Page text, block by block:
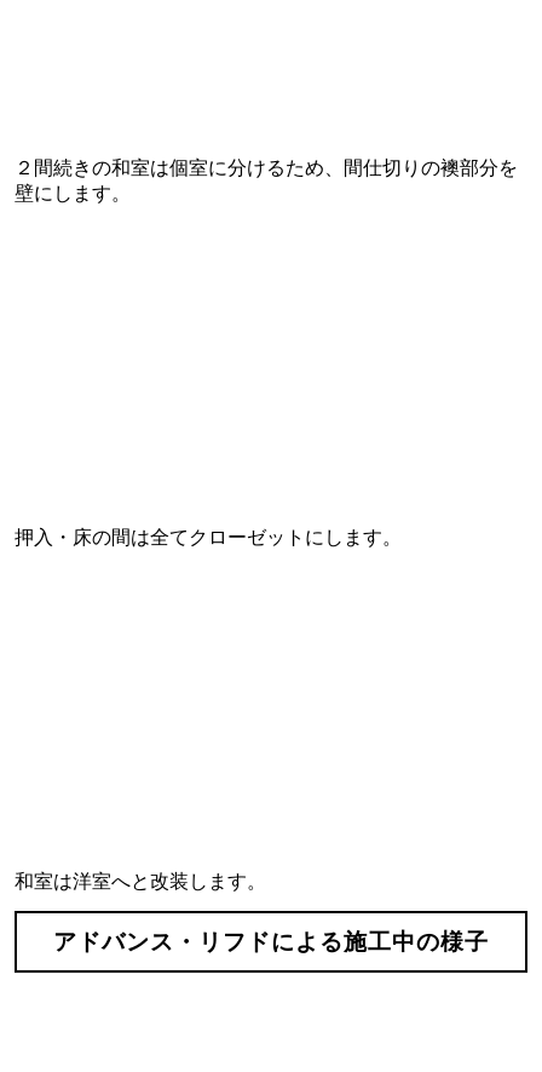
２間続きの和室は個室に分けるため、間仕切りの襖部分を
壁にします。
押入・床の間は全てクローゼットにします。
和室は洋室へと改装します。
アドバンス・リフドによる施工中の様子